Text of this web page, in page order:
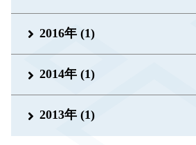
2016年 (1)
2014年 (1)
2013年 (1)